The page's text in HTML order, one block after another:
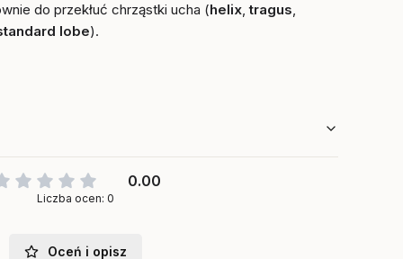
do przekłuć chrząstki ucha (helix,tragus,
lobe).
0.00
Liczba ocen: 0
Oceń i opisz